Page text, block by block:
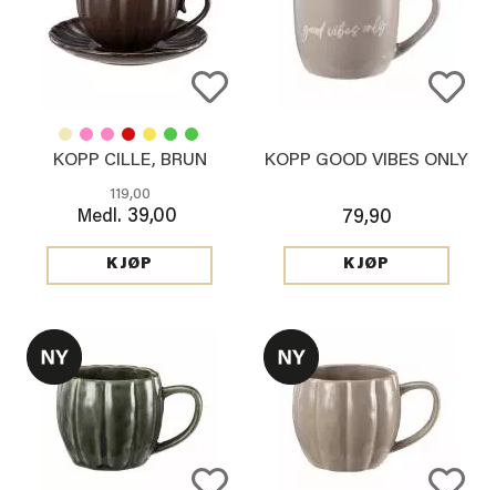
KOPP CILLE, BRUN
119,00
Medl. 39,00
KJØP
KOPP GOOD VIBES ONLY
79,90
KJØP